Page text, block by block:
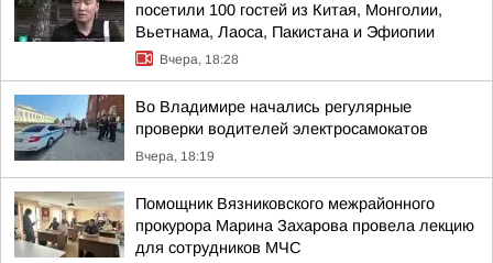
посетили 100 гостей из Китая, Монголии,
Вьетнама, Лаоса, Пакистана и Эфиопии
Вчера, 18:28
Во Владимире начались регулярные
проверки водителей электросамокатов
Вчера, 18:19
Помощник Вязниковского межрайонного
прокурора Марина Захарова провела лекцию
для сотрудников МЧС